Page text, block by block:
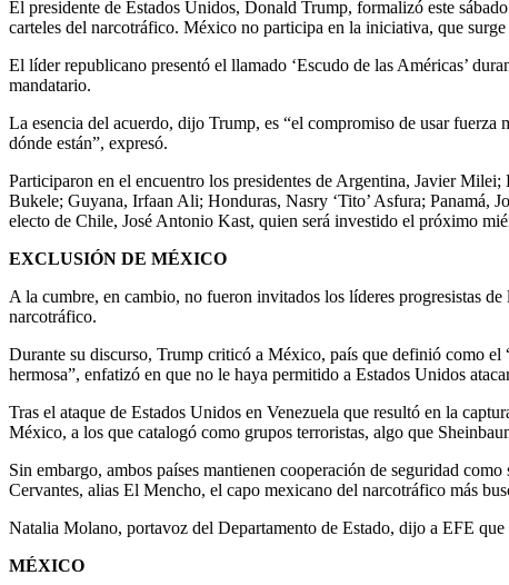
El presidente de Estados Unidos, Donald Trump, formalizó este
carteles del narcotráfico. México no participa en la iniciativa, que
El líder republicano presentó el llamado ‘Escudo de las Américas’
mandatario.
La esencia del acuerdo, dijo Trump, es “el compromiso de usar fuerza
dónde están”, expresó.
Participaron en el encuentro los presidentes de Argentina, Javier
Bukele; Guyana, Irfaan Ali; Honduras, Nasry ‘Tito’ Asfura; Panamá,
electo de Chile, José Antonio Kast, quien será investido el próximo
EXCLUSIÓN DE MÉXICO
A la cumbre, en cambio, no fueron invitados los líderes progresistas
narcotráfico.
Durante su discurso, Trump criticó a México, país que definió como el
hermosa”, enfatizó en que no le haya permitido a Estados Unidos
Tras el ataque de Estados Unidos en Venezuela que resultó en la
México, a los que catalogó como grupos terroristas, algo que
Sin embargo, ambos países mantienen cooperación de seguridad
Cervantes, alias El Mencho, el capo mexicano del narcotráfico más
Natalia Molano, portavoz del Departamento de Estado, dijo a EFE
MÉXICO